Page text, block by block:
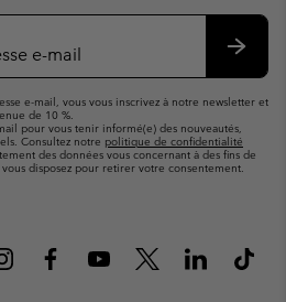
e-mail, vous vous inscrivez à notre newsletter et
de 10 %.
pour vous tenir informé(e) des nouveautés,
Consultez notre politique de confidentialité
des données vous concernant à des fins de
disposez pour retirer votre consentement.